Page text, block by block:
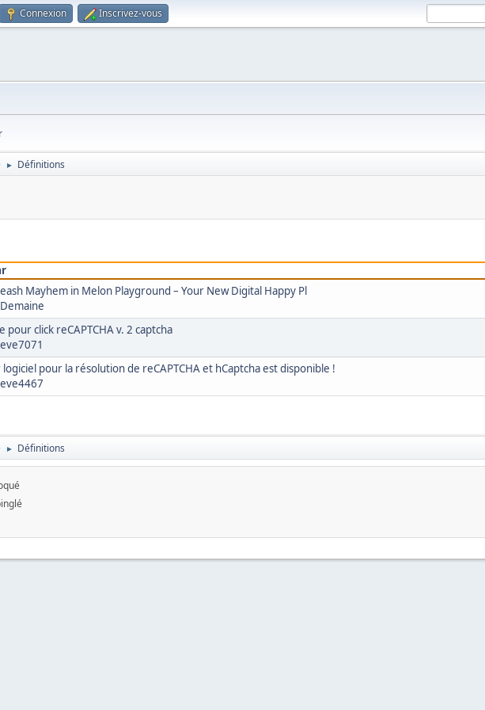
Connexion Inscrivez-vous
► Définitions
Mayhem in Melon Playground – Your New Digital Happy Pl
click reCAPTCHA v. 2 captcha
pour la résolution de reCAPTCHA et hCaptcha est disponible !
► Définitions